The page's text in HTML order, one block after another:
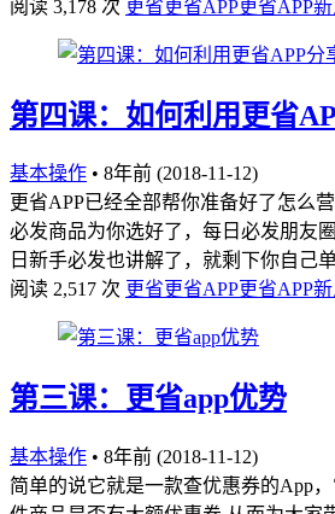
阅读 3,178 次 更省更省APP更省APP新
第四课：如何利用更省
基本操作 • 8年前 (2018-11-12)
更省APP已经全部帮你准备好了怎么
必发商品为你选好了，每日必发朋友
日新手必发也讲解了，就剩下你自己
阅读 2,517 次 更省更省APP更省APP
第三课：更省app优势
基本操作 • 8年前 (2018-11-12)
简单的说它就是一款查优惠券的App